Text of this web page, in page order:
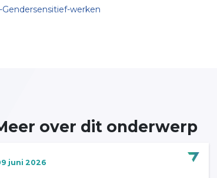
werken
over dit onderwerp
juni 2026